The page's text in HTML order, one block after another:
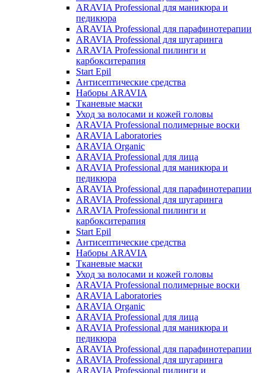
ARAVIA Professional для маникюра и
педикюра
ARAVIA Professional для парафинотерапии
ARAVIA Professional для шугаринга
ARAVIA Professional пилинги и
карбокситерапия
Start Epil
Антисептические средства
Наборы ARAVIA
Тканевые маски
Уход за волосами и кожей головы
ARAVIA Professional полимерные воски
ARAVIA Laboratories
ARAVIA Organic
ARAVIA Professional для лица
ARAVIA Professional для маникюра и
педикюра
ARAVIA Professional для парафинотерапии
ARAVIA Professional для шугаринга
ARAVIA Professional пилинги и
карбокситерапия
Start Epil
Антисептические средства
Наборы ARAVIA
Тканевые маски
Уход за волосами и кожей головы
ARAVIA Professional полимерные воски
ARAVIA Laboratories
ARAVIA Organic
ARAVIA Professional для лица
ARAVIA Professional для маникюра и
педикюра
ARAVIA Professional для парафинотерапии
ARAVIA Professional для шугаринга
ARAVIA Professional пилинги и